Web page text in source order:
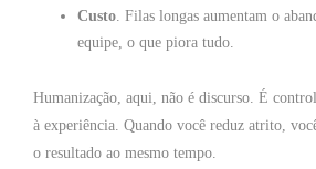
Custo. Filas longas aumentam o
equipe, o que piora tudo.
Humanização, aqui, não é discurso. É
à experiência. Quando você reduz atrito,
o resultado ao mesmo tempo.